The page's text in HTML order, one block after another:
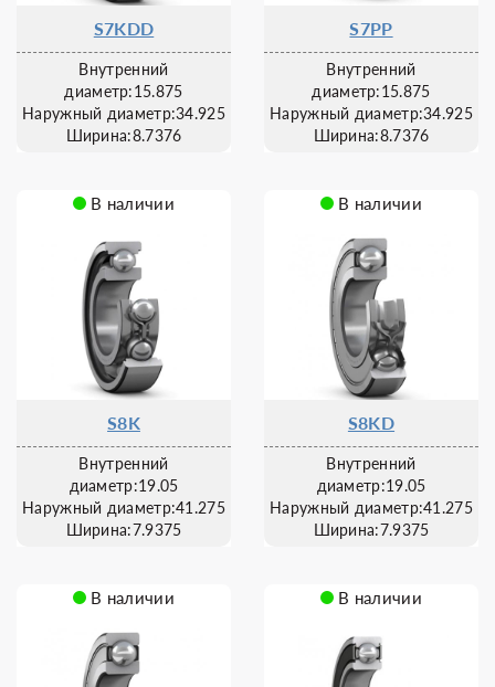
S7KDD
Внутренний
диаметр:15.875
Наружный диаметр:34.925
Ширина:8.7376
S7PP
Внутренний
диаметр:15.875
Наружный диаметр:34.925
Ширина:8.7376
В наличии
S8K
Внутренний
диаметр:19.05
Наружный диаметр:41.275
Ширина:7.9375
В наличии
S8KD
Внутренний
диаметр:19.05
Наружный диаметр:41.275
Ширина:7.9375
В наличии В наличии